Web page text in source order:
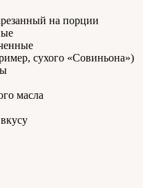
на порции
сухого «Совиньона»)
масла